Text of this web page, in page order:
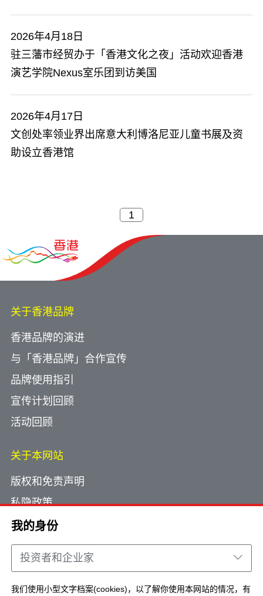
我的身份
投资者和企业家
我们使用小型文字档案(cookies)，以了解你使用本网站的情况，有
2026年4月18日
​驻三藩市经贸办于「香港文化之夜」活动欢迎香港
演艺学院Nexus室乐团到访美国
2026年4月17日
文创处率领业界出席意大利博洛尼亚儿童书展及资
助设立香港馆
关于香港品牌
香港品牌的演进
与「香港品牌」合作宣传
品牌使用指引
宣传计划回顾
活动回顾
关于本网站
版权和免责声明
私隐政策
使用小型文字档案
网页指南
联络我们